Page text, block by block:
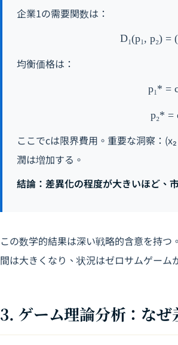
企業1の需要関数は：
D₁(p₁, p₂) =
均衡価格は：
p₁* =
p₂* =
ここでcは限界費用。重要な洞察：
潤は増加する。
結論：差異化の程度が大きいほど、
この数学的結果は深い戦略的含意を持
間は大きくなり、状況はゼロサムゲーム
3. ゲーム理論分析：な